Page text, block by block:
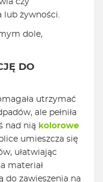
czy
lub żywności.
dole,
DO
utrzymać
ale pełniła
nad nią kolorowe
umieszcza się
ułatwiając
materiał
do zawieszenia na